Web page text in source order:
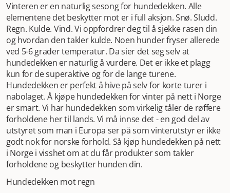
Vinteren er en naturlig sesong for hundedekken. Alle
elementene det beskytter mot er i full aksjon. Snø. Sludd.
Regn. Kulde. Vind. Vi oppfordrer deg til å sjekke rasen din
og hvordan den takler kulde. Noen hunder fryser allerede
ved 5-6 grader temperatur. Da sier det seg selv at
hundedekken er naturlig å vurdere. Det er ikke et plagg
kun for de superaktive og for de lange turene.
Hundedekken er perfekt å hive på selv for korte turer i
nabolaget. Å kjøpe hundedekken for vinter på nett i Norge
er smart. Vi har hundedekken som virkelig tåler de røffere
forholdene her til lands. Vi må innse det - en god del av
utstyret som man i Europa ser på som vinterutstyr er ikke
godt nok for norske forhold. Så kjøp hundedekken på nett
i Norge i visshet om at du får produkter som takler
forholdene og beskytter hunden din.
Hundedekken mot regn